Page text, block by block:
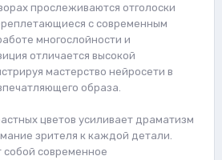
прослеживаются отголоски
с современным
многослойности и
отличается высокой
мастерство нейросети в
образа.
цветов усиливает драматизм
зрителя к каждой детали.
собой современное